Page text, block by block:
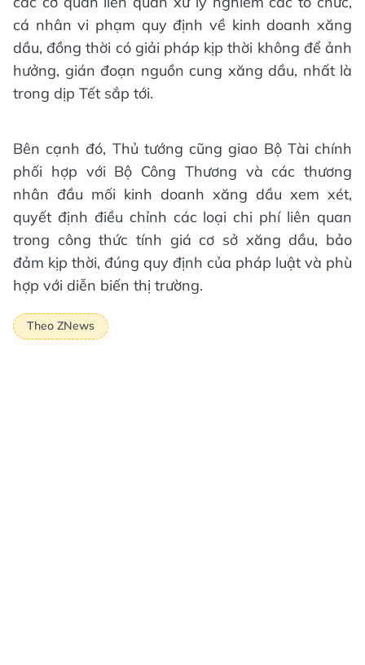
cá nhân vi phạm quy định về kinh doanh xăng
dầu, đồng thời có giải pháp kịp thời không để ảnh
hưởng, gián đoạn nguồn cung xăng dầu, nhất là
trong dịp Tết sắp tới.
Bên cạnh đó, Thủ tướng cũng giao Bộ Tài chính
phối hợp với Bộ Công Thương và các thương
nhân đầu mối kinh doanh xăng dầu xem xét,
quyết định điều chỉnh các loại chi phí liên quan
trong công thức tính giá cơ sở xăng dầu, bảo
đảm kịp thời, đúng quy định của pháp luật và phù
hợp với diễn biến thị trường.
Theo ZNews